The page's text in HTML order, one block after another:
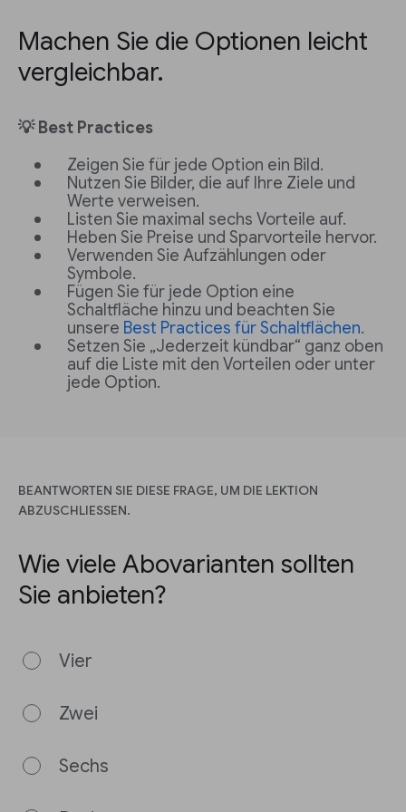
Machen Sie die Optionen leicht
vergleichbar.
💡 Best Practices
Zeigen Sie für jede Option ein Bild.
Nutzen Sie Bilder, die auf Ihre Ziele und
Werte verweisen.
Listen Sie maximal sechs Vorteile auf.
Heben Sie Preise und Sparvorteile hervor.
Verwenden Sie Aufzählungen oder
Symbole.
Fügen Sie für jede Option eine
Schaltfläche hinzu und beachten Sie
unsere Best Practices für Schaltflächen.
Setzen Sie „Jederzeit kündbar“ ganz oben
auf die Liste mit den Vorteilen oder unter
jede Option.
BEANTWORTEN SIE DIESE FRAGE, UM DIE LEKTION
ABZUSCHLIESSEN.
Wie viele Abovarianten sollten
Sie anbieten?
Vier
Zwei
Sechs